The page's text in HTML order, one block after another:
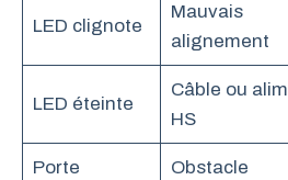
LED clignote
Mauvais
alignement
LED éteinte
Câble ou alim
HS
Porte
Obstacle